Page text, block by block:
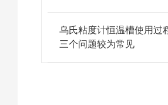
乌氏粘度计恒温槽使用过
三个问题较为常见